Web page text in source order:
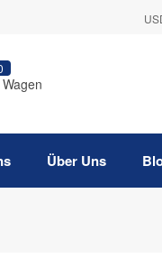
Wagen
Über Uns